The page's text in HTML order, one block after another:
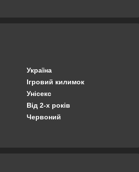
Україна
Ігровий килимок
Унісекс
Від 2-х років
Червоний